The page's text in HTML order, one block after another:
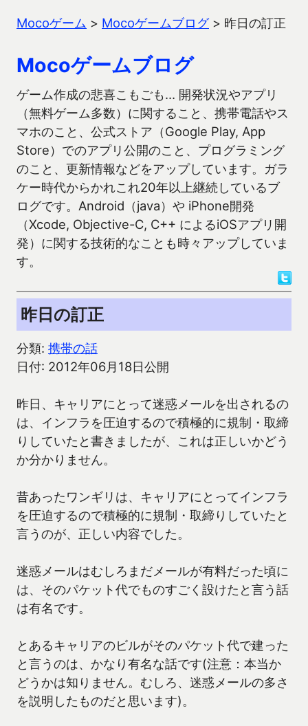
Mocoゲーム > Mocoゲームブログ> 昨日の訂正
Mocoゲームブログ
ゲーム作成の悲喜こもごも… 開発状況やアプリ
（無料ゲーム多数）に関すること、携帯電話やス
マホのこと、公式ストア（Google Play, App
Store）でのアプリ公開のこと、プログラミング
のこと、更新情報などをアップしています。ガラ
ケー時代からかれこれ20年以上継続しているブ
ログです。Android（java）や iPhone開発
（Xcode, Objective-C, C++ によるiOSアプリ開
発）に関する技術的なことも時々アップしていま
す。
昨日の訂正
分類: 携帯の話
日付: 2012年06月18日公開
昨日、キャリアにとって迷惑メールを出されるの
は、インフラを圧迫するので積極的に規制・取締
りしていたと書きましたが、これは正しいかどう
か分かりません。
昔あったワンギリは、キャリアにとってインフラ
を圧迫するので積極的に規制・取締りしていたと
言うのが、正しい内容でした。
迷惑メールはむしろまだメールが有料だった頃に
は、そのパケット代でものすごく設けたと言う話
は有名です。
とあるキャリアのビルがそのパケット代で建った
と言うのは、かなり有名な話です(注意：本当か
どうかは知りません。むしろ、迷惑メールの多さ
を説明したものだと思います)。